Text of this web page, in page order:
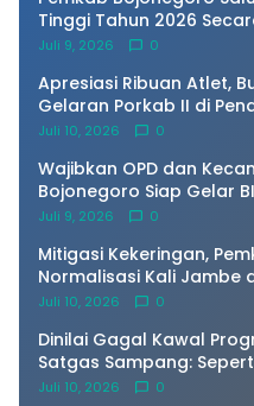
Tinggi Tahun 2026
Juli 9, 2026 0
Apresiasi Ribuan Atlet,
Gelaran Porkab II di
Juli 10, 2026 0
Wajibkan OPD dan
Bojonegoro Siap Gelar
Juli 9, 2026 0
Mitigasi Kekeringan,
Normalisasi Kali Jambe
Purwosari
Juli 10, 2026 0
Dinilai Gagal Kawal
Satgas Sampang:
Juli 10, 2026 0